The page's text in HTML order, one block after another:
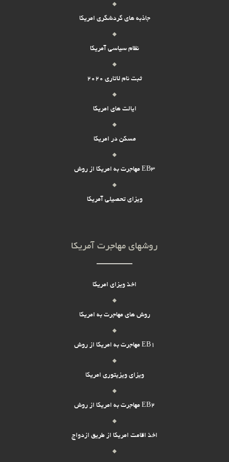
جاذبه های گردشگری امریکا
نظام سیاسی آمریکا
ثبت نام لاتاری 2020
ایالت های امریکا
مسکن در امریکا
مهاجرت به امریکا از روش EB3
ویزای تحصیلی آمریکا
روشهای مهاجرت آمریکا
اخذ ویزای امریکا
روش های مهاجرت به امریکا
مهاجرت به امریکا از روش EB1
ویزای ویزیتوری امریکا
مهاجرت به امریکا از روش EB2
اخذ اقامت امریکا از طریق ازدواج